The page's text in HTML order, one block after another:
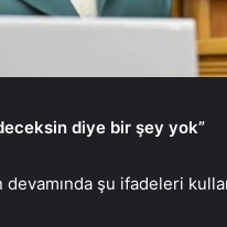
diye bir şey yok”
devamında şu ifadeleri